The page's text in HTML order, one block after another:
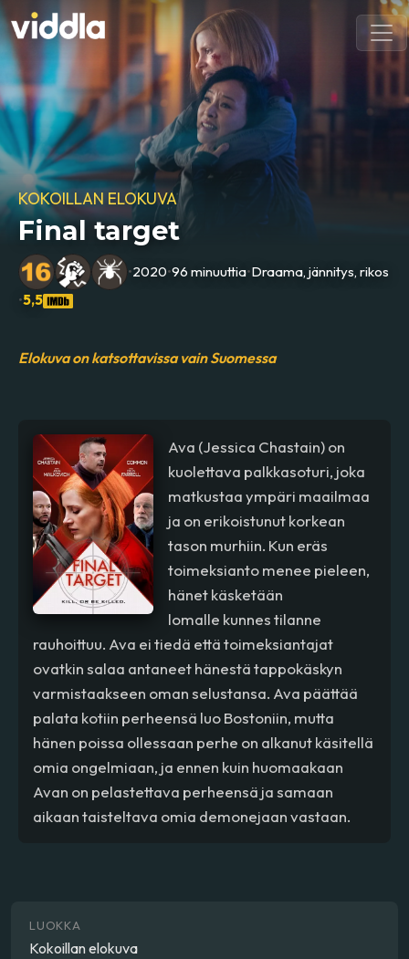
KOKOILLAN ELOKUVA
Final target
•2020•96 minuuttia•Draama, jännitys, rikos
•5,5
Elokuva on katsottavissa vain Suomessa
Ava (Jessica Chastain) on
kuolettava palkkasoturi, joka
matkustaa ympäri maailmaa
ja on erikoistunut korkean
tason murhiin. Kun eräs
toimeksianto menee pieleen,
hänet käsketään
lomalle kunnes tilanne
rauhoittuu. Ava ei tiedä että toimeksiantajat
ovatkin salaa antaneet hänestä tappokäskyn
varmistaakseen oman selustansa. Ava päättää
palata kotiin perheensä luo Bostoniin, mutta
hänen poissa ollessaan perhe on alkanut käsitellä
omia ongelmiaan, ja ennen kuin huomaakaan
Avan on pelastettava perheensä ja samaan
aikaan taisteltava omia demonejaan vastaan.
LUOKKA
Kokoillan elokuva